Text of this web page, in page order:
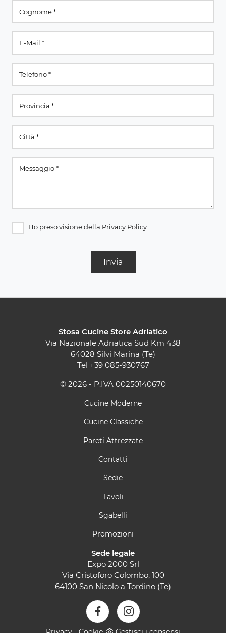
Ho preso visione della Privacy Policy
Invia
Stosa Cucine Store Adriatico
Via Nazionale Adriatica Sud Km 438
64028 Silvi Marina (Te)
Tel +39 085-930767
© 2026 - P.IVA 00250140670
Cucine Moderne
Cucine Classiche
Pareti Attrezzate
Contatti
Sedie
Tavoli
Sgabelli
Promozioni
Sede legale
Expo 2000 Srl
Via Cristoforo Colombo, 100
64100 San Nicolo a Tordino (Te)